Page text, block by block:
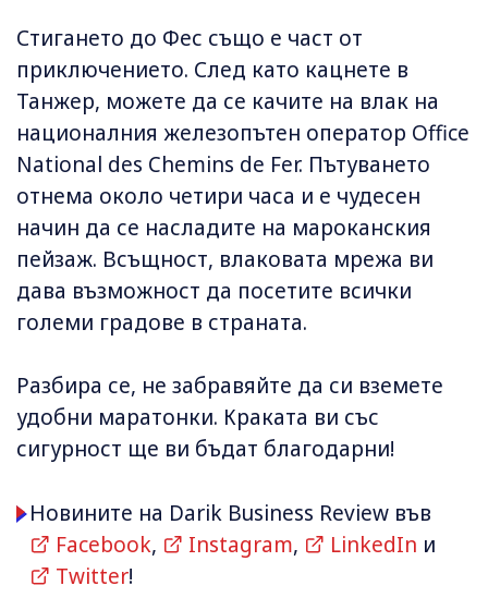
Стигането до Фес също е част от
приключението. След като кацнете в
Танжер, можете да се качите на влак на
националния железопътен оператор Office
National des Chemins de Fer. Пътуването
отнема около четири часа и е чудесен
начин да се насладите на мароканския
пейзаж. Всъщност, влаковата мрежа ви
дава възможност да посетите всички
големи градове в страната.
Разбира се, не забравяйте да си вземете
удобни маратонки. Краката ви със
сигурност ще ви бъдат благодарни!
Новините на Darik Business Review във
Facebook, Instagram, LinkedIn и
Twitter!